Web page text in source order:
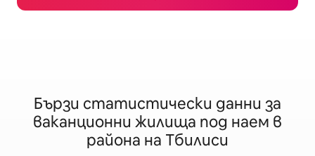
Бързи статистически данни за
ваканционни жилища под наем в
района на Тбилиси